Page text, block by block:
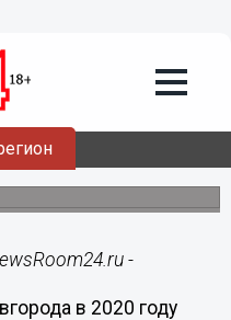
10
комплексный ремонт,
-
в 2020 году